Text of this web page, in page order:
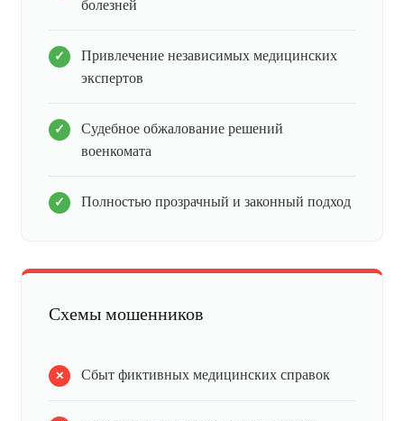
болезней
Привлечение независимых медицинских
экспертов
Судебное обжалование решений
военкомата
Полностью прозрачный и законный подход
Схемы мошенников
Сбыт фиктивных медицинских справок